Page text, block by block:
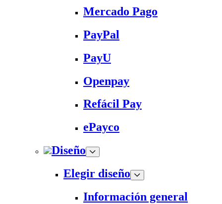
Mercado Pago
PayPal
PayU
Openpay
Refácil Pay
ePayco
Diseño
Elegir diseño
Información general